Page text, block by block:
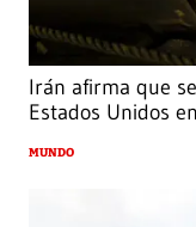
Irán afirma que
Estados Unidos
MUNDO